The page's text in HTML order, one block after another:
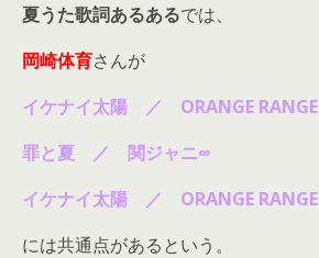
夏うた歌詞あるあるでは、
岡崎体育さんが
イケナイ太陽 ／ ORANGE RANGE
罪と夏 ／ 関ジャニ∞
イケナイ太陽 ／ ORANGE RANGE
には共通点があるという。